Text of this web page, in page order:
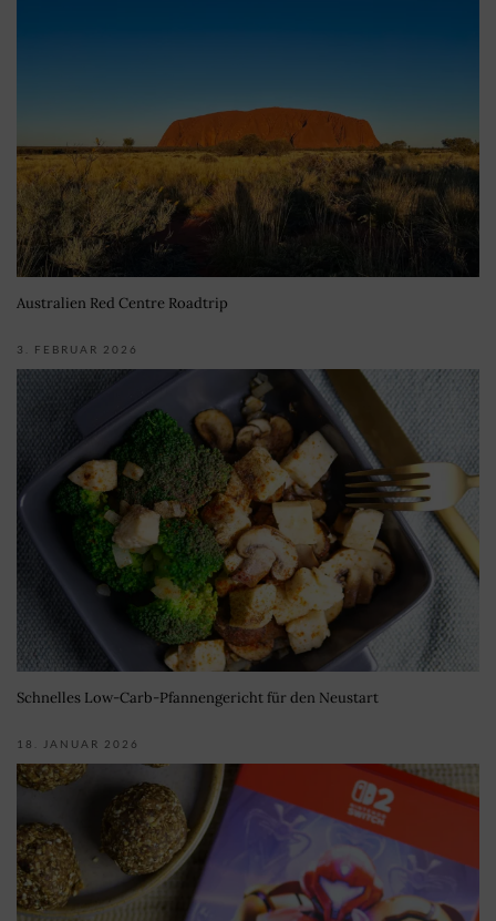
Australien Red Centre Roadtrip
3. FEBRUAR 2026
Schnelles Low-Carb-Pfannengericht für den Neustart
18. JANUAR 2026